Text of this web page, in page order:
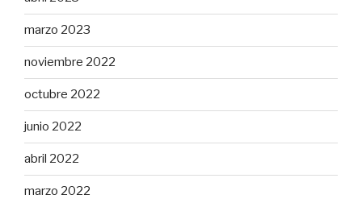
marzo 2023
noviembre 2022
octubre 2022
junio 2022
abril 2022
marzo 2022